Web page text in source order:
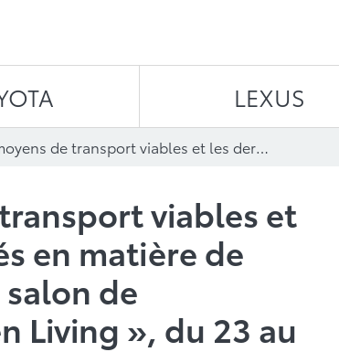
LEXUS
L’avenir des moyens de transport viables et les dernières nouveautés en matière de technologie durable au salon de l’environnement « Green Living », du 23 au 25 avril
transport viables et
en matière de
de
Living », du 23 au